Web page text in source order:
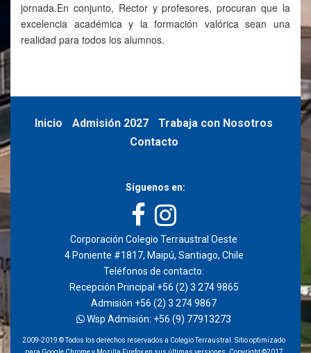
jornada.En conjunto, Rector y profesores, procuran que la
excelencia académica y la formación valórica sean una
realidad para todos los alumnos.
Inicio Admisión 2027
Trabaja con Nosotros
Contacto
Síguenos en:
Corporación Colegio Terraustral Oeste
4 Poniente #1817, Maipú, Santiago, Chile
Teléfonos de contacto:
Recepción Principal +56 (2) 3 274 9865
Admisión +56 (2) 3 274 9867
Wsp Admisión: +56 (9) 77913273
2009-2019 © Todos los derechos reservados a Colegio Terraustral. Sitio optimizado